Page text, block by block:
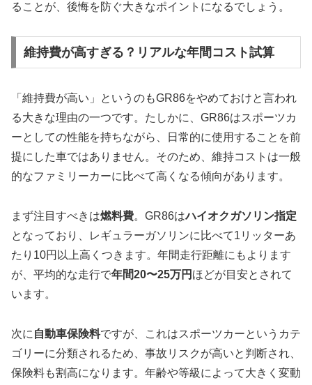
ることが、後悔を防ぐ大きなポイントになるでしょう。
維持費が高すぎる？リアルな年間コスト試算
「維持費が高い」というのもGR86をやめておけと言われ
る大きな理由の一つです。たしかに、GR86はスポーツカ
ーとしての性能を持ちながら、日常的に使用することを前
提にした車ではありません。そのため、維持コストは一般
的なファミリーカーに比べて高くなる傾向があります。
まず注目すべきは燃料費。GR86はハイオクガソリン指定
となっており、レギュラーガソリンに比べて1リッターあ
たり10円以上高くつきます。年間走行距離にもよります
が、平均的な走行で年間20〜25万円 ほどが目安とされて
います。
次に 自動車保険料ですが、これはスポーツカーというカテ
ゴリーに分類されるため、事故リスクが高いと判断され、
保険料も割高になります。年齢や等級によって大きく変動